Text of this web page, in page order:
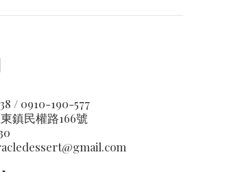
/ 0910-190-577
鎮民權路166號